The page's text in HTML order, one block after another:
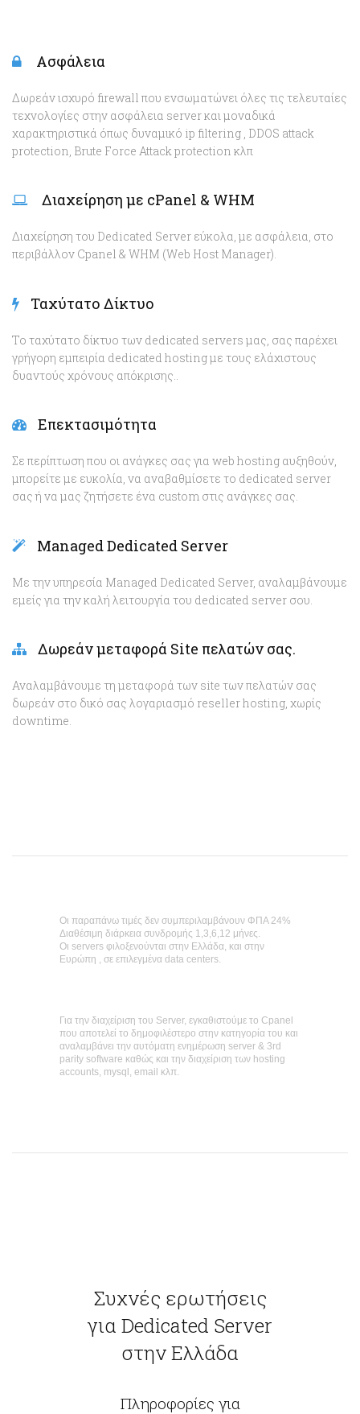
Ασφάλεια
Δωρεάν ισχυρό firewall που ενσωματώνει όλες τις τελευταίες
τεχνολογίες στην ασφάλεια server και μοναδικά
χαρακτηριστικά όπως δυναμικό ip filtering , DDOS attack
protection, Brute Force Attack protection κλπ
Διαχείρηση με cPanel & WHM
Διαχείρηση του Dedicated Server εύκολα, με ασφάλεια, στο
περιβάλλον Cpanel & WHM (Web Host Manager).
Ταχύτατο Δίκτυο
Το ταχύτατο δίκτυο των dedicated servers μας, σας παρέχει
γρήγορη εμπειρία dedicated hosting με τους ελάχιστους
δυαντούς χρόνους απόκρισης..
Επεκτασιμότητα
Σε περίπτωση που οι ανάγκες σας για web hosting αυξηθούν,
μπορείτε με ευκολία, να αναβαθμίσετε το dedicated server
σας ή να μας ζητήσετε ένα custom στις ανάγκες σας.
Managed Dedicated Server
Με την υπηρεσία Managed Dedicated Server, αναλαμβάνουμε
εμείς για την καλή λειτουργία του dedicated server σου.
Δωρεάν μεταφορά Site πελατών σας.
Αναλαμβάνουμε τη μεταφορά των site των πελατών σας
δωρεάν στο δικό σας λογαριασμό reseller hosting, χωρίς
downtime.
Οι παραπάνω τιμές δεν συμπεριλαμβάνουν ΦΠΑ 24%
Διαθέσιμη διάρκεια συνδρομής 1,3,6,12 μήνες.
Οι servers φιλοξενούνται στην Ελλάδα, και στην
Ευρώπη , σε επιλεγμένα data centers.
Για την διαχείριση του Server, εγκαθιστούμε το Cpanel
που αποτελεί το δημοφιλέστερο στην κατηγορία του και
αναλαμβάνει την αυτόματη ενημέρωση server & 3rd
parity software καθώς και την διαχείριση των hosting
accounts, mysql, email κλπ.
Συχνές ερωτήσεις
για Dedicated Server
στην Ελλάδα
Πληροφορίες για